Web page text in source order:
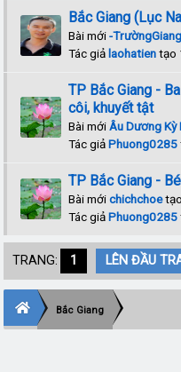
Bắc Giang (Lục
Bài mới-
Tác giả laohatientạo
TP Bắc Giang -
côi, khuyết tật
Bài mớiÂu Dương Kỳ
Tác giảPhuong0285
TP Bắc Giang -
Bài mớichichchoe
Tác giảPhuong0285
TRANG: 1 LÊN ĐẦU
Bắc Giang